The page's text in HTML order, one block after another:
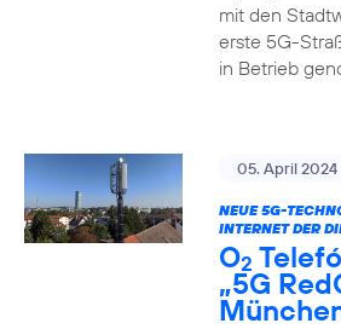
mit den
erste 5G-
in Betrieb
05. April 2024
NEUE 5G-
INTERNET DER
O2
„5G